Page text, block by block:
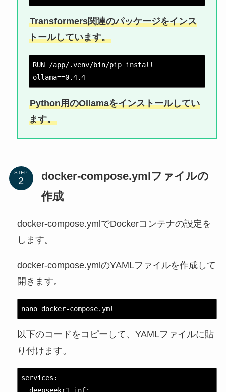
Transformers関連のパッケージをインス
トールしています。
RUN /app/.venv/bin/pip install
ollama==0.4.4
Python用のOllamaをインストールしてい
ます。
STEP
docker-compose.ymlファイルの
作成
docker-compose.ymlでDockerコンテナの設定を
します。
docker-compose.ymlのYAMLファイルを作成して
開きます。
nano docker-compose.yml
以下のコードをコピーして、YAMLファイルに貼
り付けます。
services: